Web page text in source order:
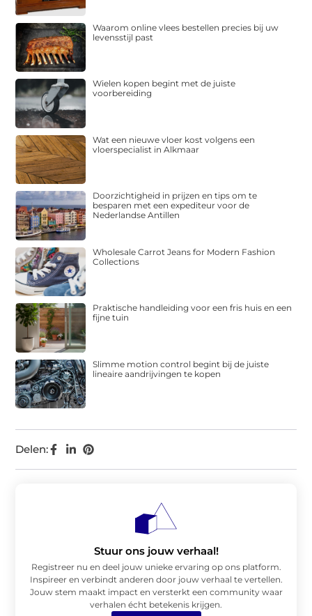
Delen:
Waarom online vlees bestellen precies bij uw
levensstijl past
Wielen kopen begint met de juiste
voorbereiding
Wat een nieuwe vloer kost volgens een
vloerspecialist in Alkmaar
Doorzichtigheid in prijzen en tips om te
besparen met een expediteur voor de
Nederlandse Antillen
Wholesale Carrot Jeans for Modern Fashion
Collections
Praktische handleiding voor een fris huis en een
fijne tuin
Slimme motion control begint bij de juiste
lineaire aandrijvingen te kopen
Stuur ons jouw verhaal!
Registreer nu en deel jouw unieke ervaring op ons platform.
Inspireer en verbindt anderen door jouw verhaal te vertellen.
Jouw stem maakt impact en versterkt een community waar
verhalen écht betekenis krijgen.